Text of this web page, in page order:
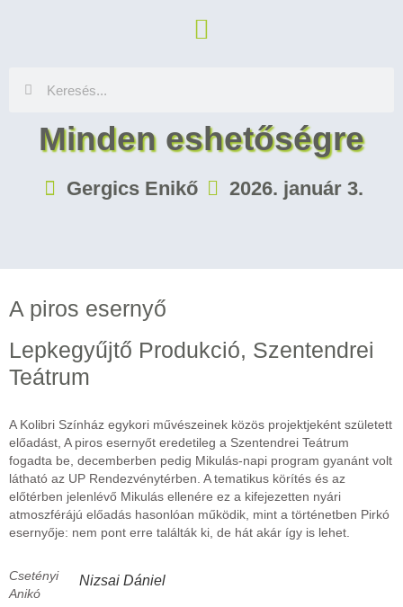
Minden eshetőségre
Gergics Enikő 2026. január 3.
A piros esernyő
Lepkegyűjtő Produkció, Szentendrei
Teátrum
A Kolibri Színház egykori művészeinek közös projektjeként született
előadást, A piros esernyőt eredetileg a Szentendrei Teátrum
fogadta be, decemberben pedig Mikulás-napi program gyanánt volt
látható az UP Rendezvénytérben. A tematikus körítés és az
előtérben jelenlévő Mikulás ellenére ez a kifejezetten nyári
atmoszférájú előadás hasonlóan működik, mint a történetben Pirkó
esernyője: nem pont erre találták ki, de hát akár így is lehet.
Nizsai Dániel
Csetényi
Anikó